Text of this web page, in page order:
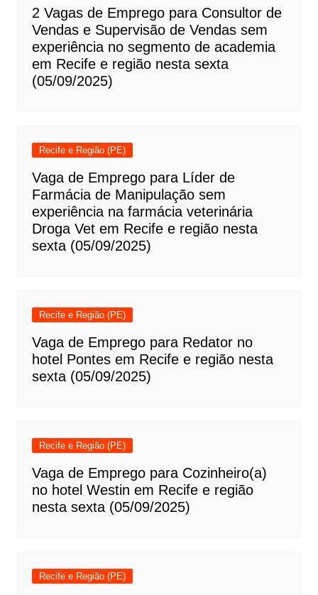
2 Vagas de Emprego para Consultor de
Vendas e Supervisão de Vendas sem
experiência no segmento de academia
em Recife e região nesta sexta
(05/09/2025)
Recife e Região (PE)
Vaga de Emprego para Líder de
Farmácia de Manipulação sem
experiência na farmácia veterinária
Droga Vet em Recife e região nesta
sexta (05/09/2025)
Recife e Região (PE)
Vaga de Emprego para Redator no
hotel Pontes em Recife e região nesta
sexta (05/09/2025)
Recife e Região (PE)
Vaga de Emprego para Cozinheiro(a)
no hotel Westin em Recife e região
nesta sexta (05/09/2025)
Recife e Região (PE)